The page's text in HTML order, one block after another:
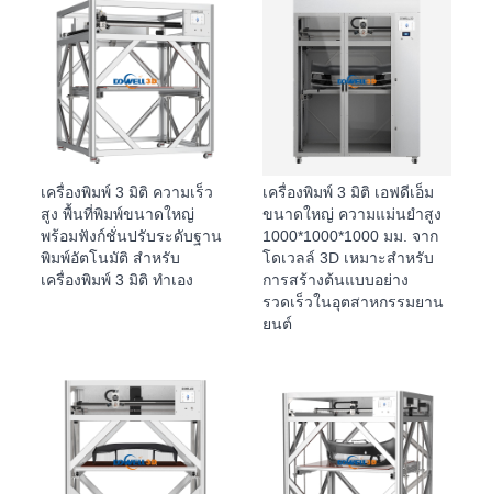
เครื่องพิมพ์ 3 มิติ ความเร็ว
สูง พื้นที่พิมพ์ขนาดใหญ่
พร้อมฟังก์ชั่นปรับระดับฐาน
พิมพ์อัตโนมัติ สำหรับ
เครื่องพิมพ์ 3 มิติ ทำเอง
เครื่องพิมพ์ 3 มิติ เอฟดีเอ็ม
ขนาดใหญ่ ความแม่นยำสูง
1000*1000*1000 มม. จาก
โดเวลล์ 3D เหมาะสำหรับ
การสร้างต้นแบบอย่าง
รวดเร็วในอุตสาหกรรมยาน
ยนต์